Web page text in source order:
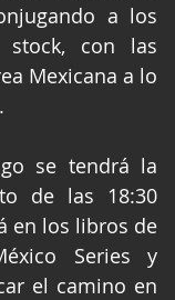
a los
con las
Mexicana a lo
se tendrá la
de las 18:30
en los libros de
Series y
el camino en